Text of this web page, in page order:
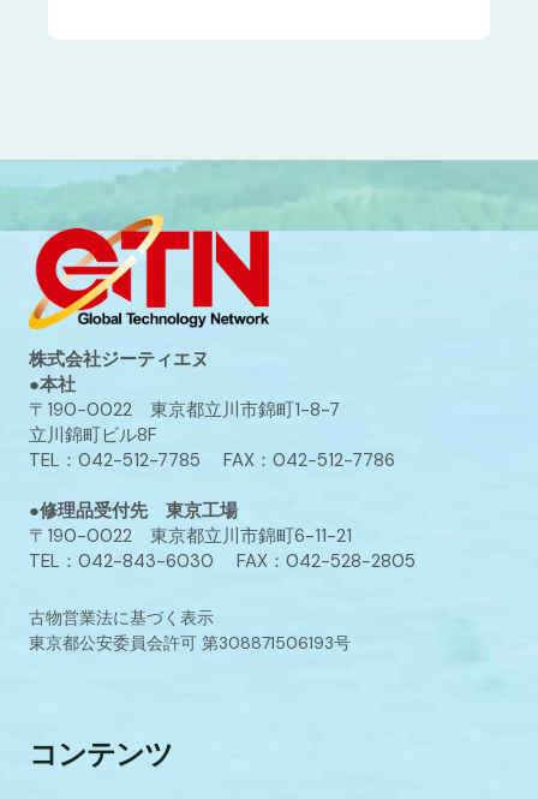
株式会社ジーティエヌ
●本社
〒190-0022 東京都立川市錦町1-8-7
立川錦町ビル8F
TEL：042-512-7785 FAX：042-512-7786
●修理品受付先 東京工場
〒190-0022 東京都立川市錦町6-11-21
TEL：042-843-6030 FAX：042-528-2805
古物営業法に基づく表示
東京都公安委員会許可 第308871506193号
コンテンツ